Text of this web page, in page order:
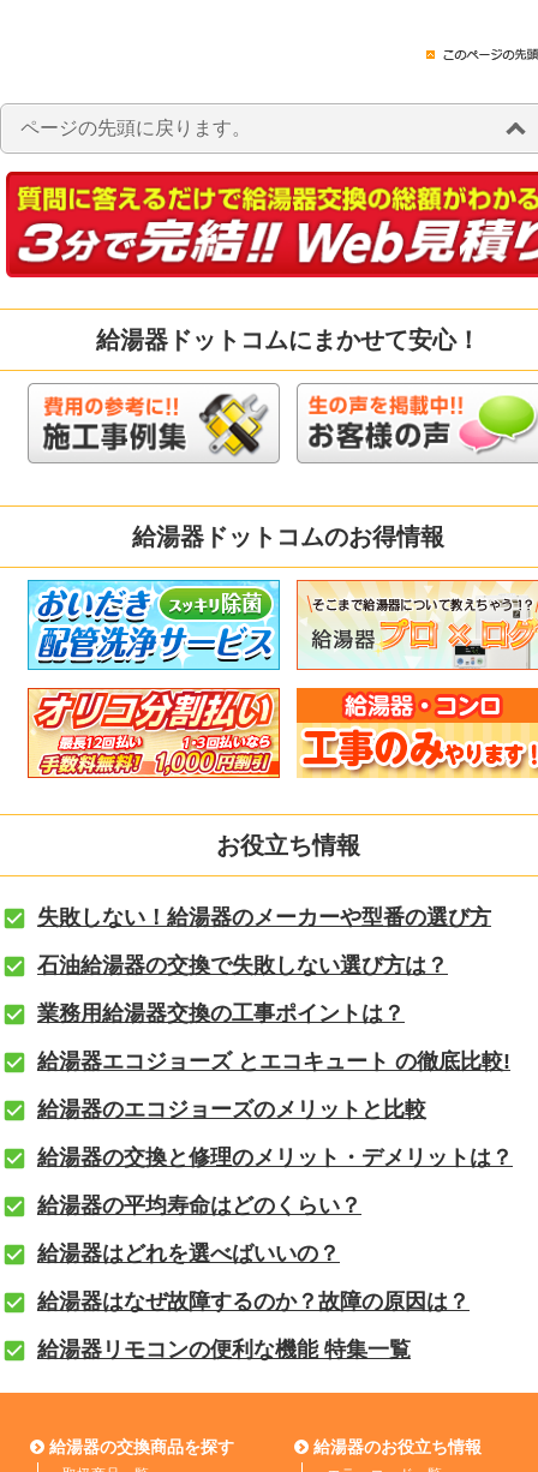
ページの先頭に戻ります。
給湯器ドットコムにまかせて安心！
給湯器ドットコムのお得情報
お役立ち情報
失敗しない！給湯器のメーカーや型番の選び方
石油給湯器の交換で失敗しない選び方は？
業務用給湯器交換の工事ポイントは？
給湯器エコジョーズ とエコキュート の徹底比較!
給湯器のエコジョーズのメリットと比較
給湯器の交換と修理のメリット・デメリットは？
給湯器の平均寿命はどのくらい？
給湯器はどれを選べばいいの？
給湯器はなぜ故障するのか？故障の原因は？
給湯器リモコンの便利な機能 特集一覧
給湯器の交換商品を探す 給湯器のお役立ち情報